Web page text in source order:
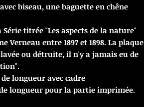
biseau, une baguette en chêne
titrée "Les aspects de la nature"
Verneau entre 1897 et 1898. La plaque
ou détruite, il n'y a jamais eu de
longueur avec cadre
longueur pour la partie imprimée.